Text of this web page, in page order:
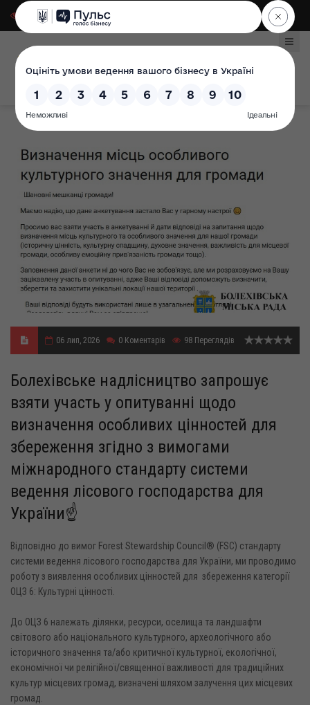
Для слабозорих|
06 лип, 2026 0 Коментарів 98 Переглядів
Болехівське надлісництво запрошує
взяти участь у опитуванні щодо
визначення особливих цінностей для
збереження згідно з вимогами
міжнародного стандарту системи
ведення лісового господарства для
України☝️
Відповідно до вимог Forest Stewardship Council® (FSC) стандарту
системи ведення лісового господарства для України, ми проводимо
роботу з виявлення особливих цінностей для збереження категорії
ОЦЗ 6: Культурні цінності.
До ОЦЗ 6 належать ділянки, ресурси, оселища та ландшафти
світового або національного культурного, археологічного або
історичного значення та/або критичної культурної, екологічної,
економічної чи релігійної/священної важливості для традиційних
культур місцевих громад, визначені шляхом залучення цих місцевих
громад.